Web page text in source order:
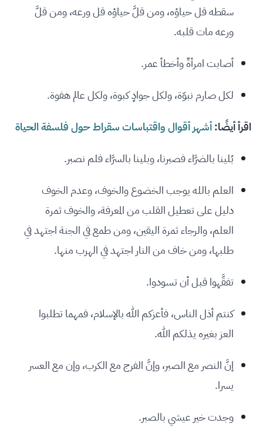
سقطه قل حياؤه، ومن قلَّ حياؤه قل ورعه، ومن قلَّ
ورعه مات قلبه.
أصابت امرأةٌ وأخطأ عمر.
لكل صارم نبوّة، ولكل جوادٍ كبوة، ولكل عالم هفوة.
اقرأ أيضًا:أشهر أقوال واقتباسات سقراط حول فلسفة الحياة
بُلينا بالضرَّاء فصبرنا، وبلينا بالسرَّاء فلم نصبر.
العلم بالله يوجب الخضوع والخوف، وعدم الخوف
دليل على تعطيل القلب من المعرفة، والخوف ثمرة
العلم، والرجاء ثمرة اليقين، ومن طمع في الجنة اجتهد في
طلبها، ومن خاف من النار اجتهد في الهرب منها.
تفقَّهوا قبل أن تسودوا.
كنتم أذل الناس، فأعزكم الله بالإسلام، فمهما تطلبوا
العز بغيره يذلكم الله.
إنَّ النصر مع الصبر، وإنَّ الفرج مع الكرب، وإن مع العسر
يسرا.
وجدت خير عيشي بالصبر.